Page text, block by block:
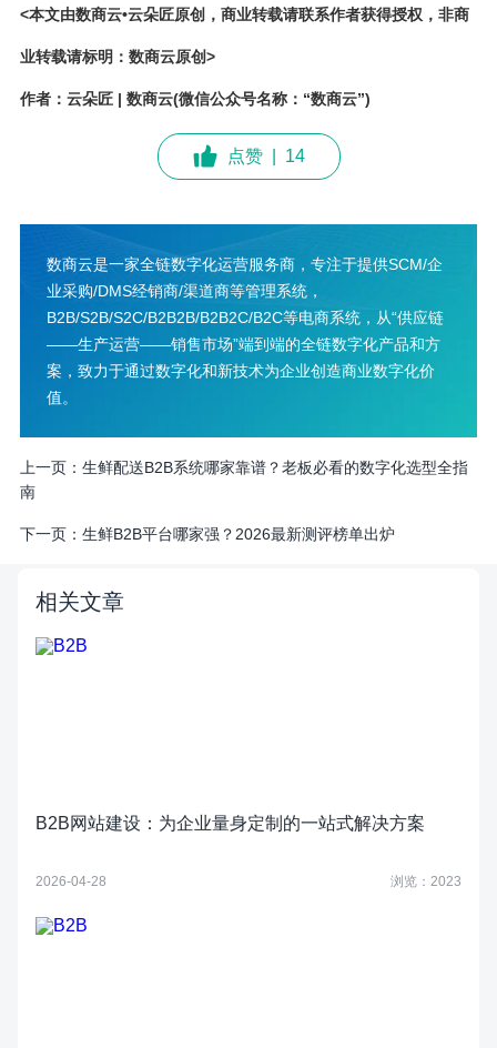
<本文由数商云•云朵匠原创，商业转载请联系作者获得授权，非商
业转载请标明：数商云原创>
作者：云朵匠 | 数商云(微信公众号名称：“数商云”)
点赞 14
数商云是一家全链数字化运营服务商，专注于提供SCM/企
业采购/DMS经销商/渠道商等管理系统，
B2B/S2B/S2C/B2B2B/B2B2C/B2C等电商系统，从“供应链
——生产运营——销售市场”端到端的全链数字化产品和方
案，致力于通过数字化和新技术为企业创造商业数字化价
值。
上一页： 生鲜配送B2B系统哪家靠谱？老板必看的数字化选型全指
南
下一页： 生鲜B2B平台哪家强？2026最新测评榜单出炉
相关文章
B2B网站建设：为企业量身定制的一站式解决方案
2026-04-28 浏览：2023